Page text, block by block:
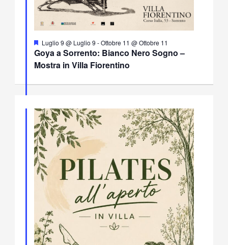
Goya a Sorrento: Bianco Nero Sogno –
Mostra in Villa Fiorentino
Segnalati
Luglio 9 @ Luglio 9 -Ottobre 11 @ Ottobre 11